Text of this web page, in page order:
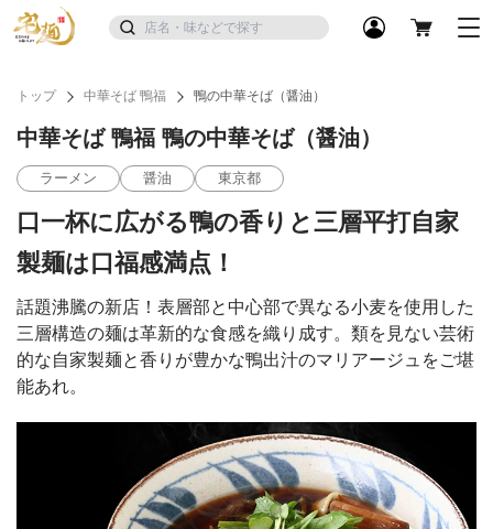
トップ 中華そば 鴨福 鴨の中華そば（醤油）
中華そば 鴨福 鴨の中華そば（醤油）
ラーメン 醤油 東京都
口一杯に広がる鴨の香りと三層平打自家
製麺は口福感満点！
話題沸騰の新店！表層部と中心部で異なる小麦を使用した
三層構造の麺は革新的な食感を織り成す。類を見ない芸術
的な自家製麺と香りが豊かな鴨出汁のマリアージュをご堪
能あれ。